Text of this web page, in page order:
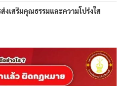
งเสริมคุณธรรมและความโปร่งใส